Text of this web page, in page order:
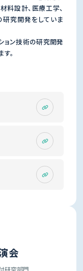
料設計、医療工学、
究開発をしていま
ョン技術の研究開発
。
会